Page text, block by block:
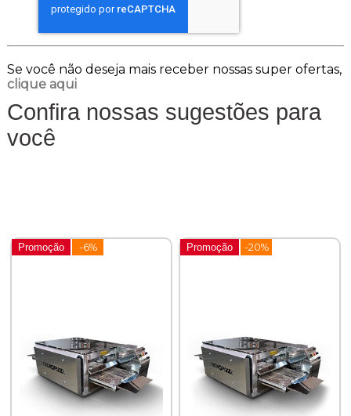
Se você não deseja mais receber nossas super ofertas,
clique aqui
Confira nossas sugestões para
você
Promoção -6% Promoção -20%